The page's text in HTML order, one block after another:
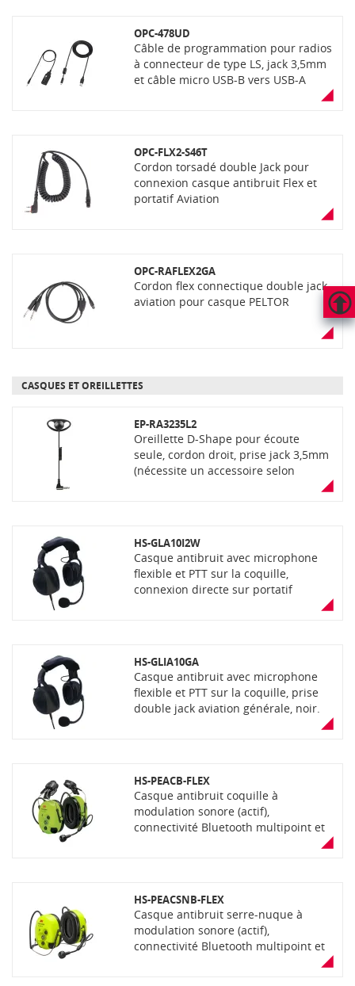
HAUT
DE
OPC-478UD
Câble de programmation pour radios
à connecteur de type LS, jack 3,5mm
et câble micro USB-B vers USB-A
OPC-FLX2-S46T
Cordon torsadé double Jack pour
connexion casque antibruit Flex et
portatif Aviation
OPC-RAFLEX2GA
Cordon flex connectique double jack
aviation pour casque PELTOR
CASQUES ET OREILLETTES
EP-RA3235L2
Oreillette D-Shape pour écoute
seule, cordon droit, prise jack 3,5mm
(nécessite un accessoire selon
HS-GLA10I2W
Casque antibruit avec microphone
flexible et PTT sur la coquille,
connexion directe sur portatif
HS-GLIA10GA
Casque antibruit avec microphone
flexible et PTT sur la coquille, prise
double jack aviation générale, noir.
HS-PEACB-FLEX
Casque antibruit coquille à
modulation sonore (actif),
connectivité Bluetooth multipoint et
jaune
HS-PEACSNB-FLEX
Casque antibruit serre-nuque à
modulation sonore (actif),
connectivité Bluetooth multipoint et